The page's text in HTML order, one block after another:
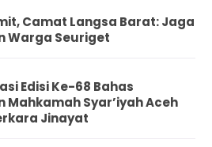
Camat Langsa Barat: Jaga
Warga Seuriget
Edisi Ke-68 Bahas
Mahkamah Syar’iyah Aceh
Jinayat